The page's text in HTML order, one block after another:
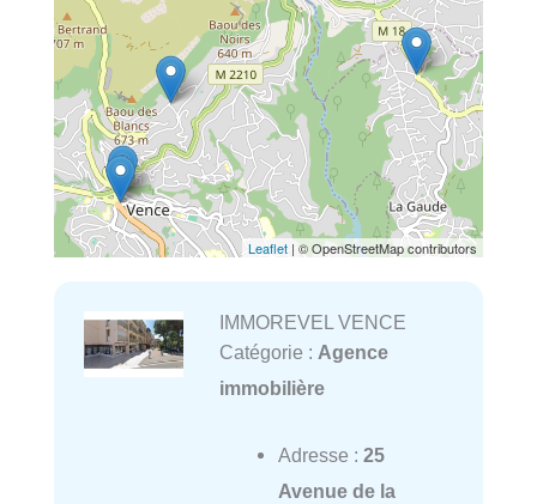
Leaflet | © OpenStreetMap contributors
IMMOREVEL VENCE
Catégorie : Agence
immobilière
Adresse : 25
Avenue de la